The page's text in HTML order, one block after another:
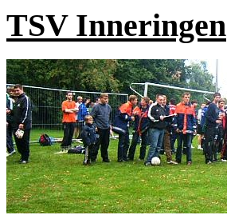
TSV Inneringen